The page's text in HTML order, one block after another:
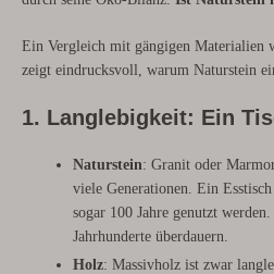
Ein Vergleich mit gängigen Materialien
zeigt eindrucksvoll, warum Naturstein
1. Langlebigkeit: Ein
Naturstein: Granit oder
viele Generationen. Ein
sogar 100 Jahre genutzt
Jahrhunderte überdauern.
Holz: Massivholz ist zwar